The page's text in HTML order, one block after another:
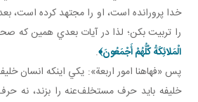
خدا پرورانده است، او را مجتهد کرده است،
را تربيت بکن؛ لذا در آيات بعدي همين که
الْمَلائِكَةُ كُلُّهُمْ أَجْمَعُونَ﴾.
پس «فهاهنا امور اربعة»: يکي اينکه انسان
خليفه بايد حرف مستخلف‌عنه را بزند، نه